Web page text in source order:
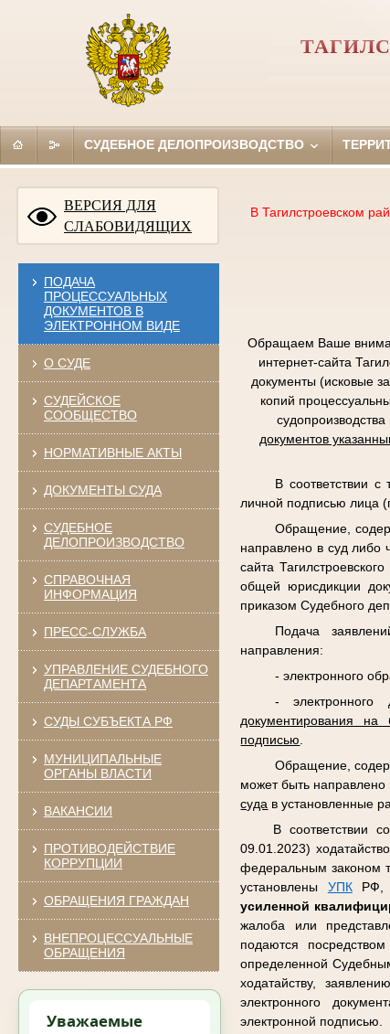
СУДЕБНОЕ ДЕЛОПРОИЗВОДСТВО
ВЕРСИЯ ДЛЯ
СЛАБОВИДЯЩИХ
ПОДАЧА
ПРОЦЕССУАЛЬНЫХ
ДОКУМЕНТОВ В
ЭЛЕКТРОННОМ ВИДЕ
О СУДЕ
СУДЕЙСКОЕ
СООБЩЕСТВО
НОРМАТИВНЫЕ АКТЫ
ДОКУМЕНТЫ СУДА
СУДЕБНОЕ
ДЕЛОПРОИЗВОДСТВО
СПРАВОЧНАЯ
ИНФОРМАЦИЯ
ПРЕСС-СЛУЖБА
УПРАВЛЕНИЕ СУДЕБНОГО
ДЕПАРТАМЕНТА
СУДЫ СУБЪЕКТА РФ
МУНИЦИПАЛЬНЫЕ
ОРГАНЫ ВЛАСТИ
ВАКАНСИИ
ПРОТИВОДЕЙСТВИЕ
КОРРУПЦИИ
ОБРАЩЕНИЯ ГРАЖДАН
ВНЕПРОЦЕССУАЛЬНЫЕ
ОБРАЩЕНИЯ
Уважаемые
В Тагилстроевском
Обращаем Ваше
интернет-сайта
документы (исковые
копий
документов
В соответствии с
личной подписью лица
Обращение,
направлено в суд либо
сайта
общей юрисдикции
приказом Судебного
Подача
направления:
- электронного
- электронного
документирования
подписью.
Обращение,
может быть направлено
суда в установленные
В соответствии
09.01.2023)
федеральным законом
установлены УПКРФ, в
усиленной
жалоба или
подаются
определенной
ходатайству,
электронного
электронной подписью.